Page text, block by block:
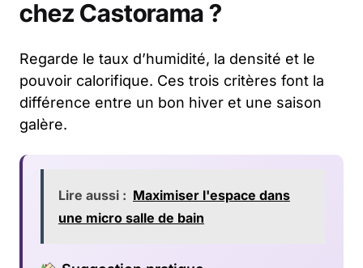
chez Castorama ?
Regarde le taux d’humidité, la densité et le
pouvoir calorifique. Ces trois critères font la
différence entre un bon hiver et une saison
galère.
Lire aussi : Maximiser l'espace dans
une micro salle de bain